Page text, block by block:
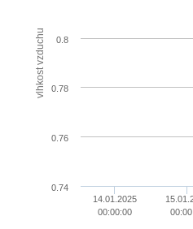
vlhkost vzduchu
14.01.2025
00:00:00
0.74
0.76
0.78
0.8